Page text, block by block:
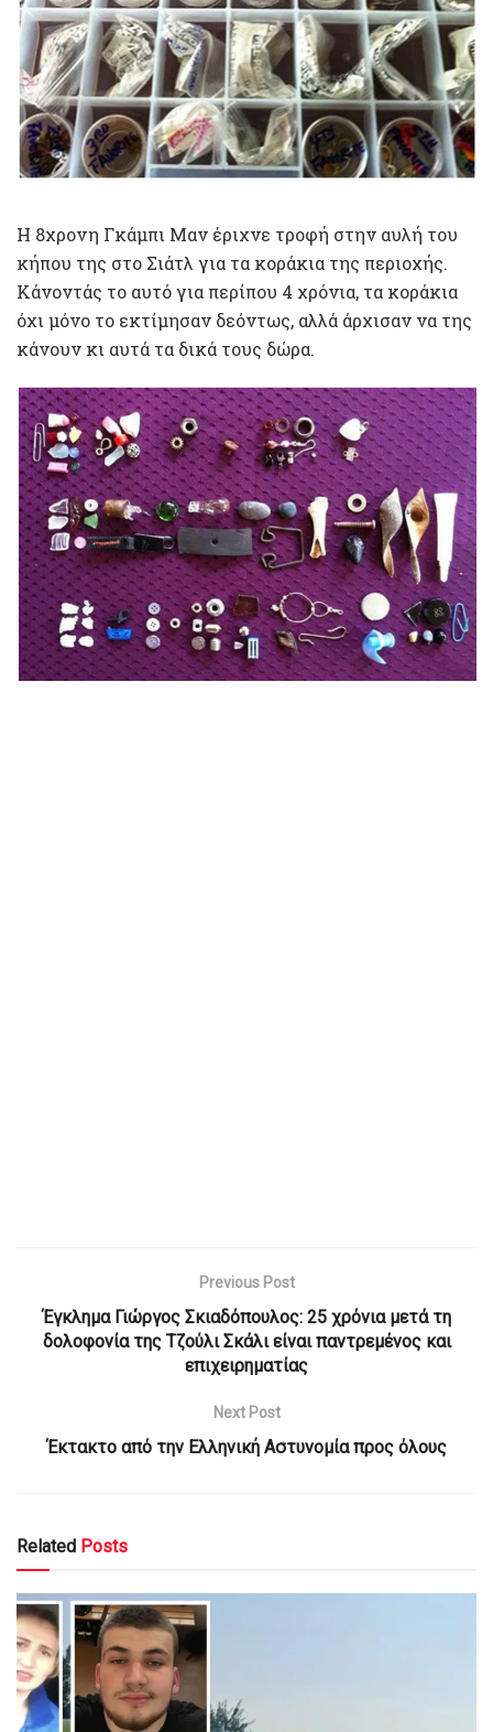
Η 8χρονη Γκάμπι Μαν έριχνε τροφή στην αυλή του
κήπου της στο Σιάτλ για τα κοράκια της περιοχής.
Κάνοντάς το αυτό για περίπου 4 χρόνια, τα κοράκια
όχι μόνο το εκτίμησαν δεόντως, αλλά άρχισαν να της
κάνουν κι αυτά τα δικά τους δώρα.
Previous Post
Έγκλημα Γιώργος Σκιαδόπουλος: 25 χρόνια μετά τη
δολοφονία της Τζούλι Σκάλι είναι παντρεμένος και
επιχειρηματίας
Next Post
Έκτακτο από την Ελληνική Αστυνομία προς όλους
Related Posts